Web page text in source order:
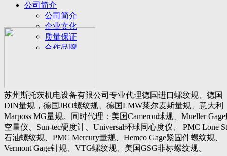
公司简介
公司简介
企业文化
质量保证
合作品牌
公司新闻
行业动态
设备展厅
资料下载
视频下载
资料下载
软件下载
苏州斯托茨机电设备有限公司专业代理德国进口螺纹规、德国
DIN量规，德国JBO螺纹规、德国LMW莱尔麦斯量规、意大利
Marposs MG量规。同时代理：美国Cameron球规、Mueller
空量仪、Sun-tec硬度计、Universal环球同心度仪、 PMC Lone
石油螺纹规、PMC Mercury量规、Hemco Gage紧固件螺纹规、
Vermont Gage针规、VTG螺纹规、美国GSG非标螺纹规、